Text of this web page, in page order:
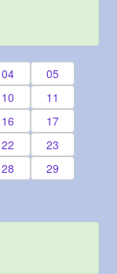
04
05
10
11
16
17
22
23
28
29